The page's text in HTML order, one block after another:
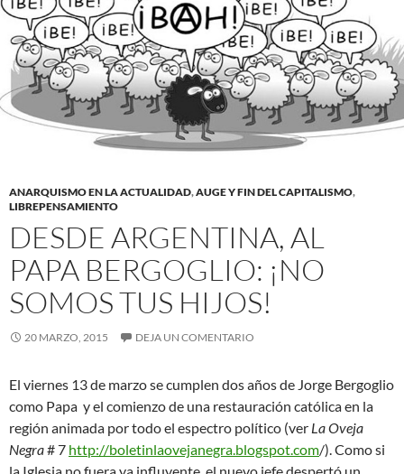
ANARQUISMO EN LA ACTUALIDAD,AUGE Y FIN DEL CAPITALISMO,
LIBREPENSAMIENTO
DESDE ARGENTINA, AL
PAPA BERGOGLIO: ¡NO
SOMOS TUS HIJOS!
20 MARZO, 2015 DEJA UN COMENTARIO
El viernes 13 de marzo se cumplen dos años de Jorge Bergoglio
como Papa y el comienzo de una restauración católica en la
región animada por todo el espectro político (ver La Oveja
Negra# 7 http://boletinlaovejanegra.blogspot.com/). Como si